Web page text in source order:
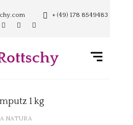
+ (49) 178 8549483
1 kg
NATURA